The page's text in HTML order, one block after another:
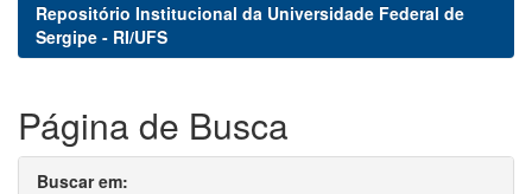
Repositório Institucional da Universidade Federal de
Sergipe - RI/UFS
Página de Busca
Buscar em: